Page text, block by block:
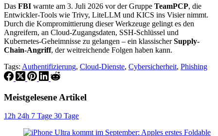
Das FBI warnte am 3. Juli 2026 vor der Gruppe TeamPCP, die
Entwickler-Tools wie Trivy, LiteLLM und KICS ins Visier nimmt.
Durch die Kompromittierung dieser Werkzeuge gelingt es den
Angreifern, an Cloud-Zugangsdaten, SSH-Schlüssel und
Kubernetes-Geheimnisse zu gelangen – ein klassischerSupply-
Chain-Angriff, der weitreichende Folgen haben kann.
Tags: Authentifizierung, Cloud-Dienste, Cybersicherheit, Phishing
Meistgelesene Artikel
12h 24h 7 Tage 30 Tage